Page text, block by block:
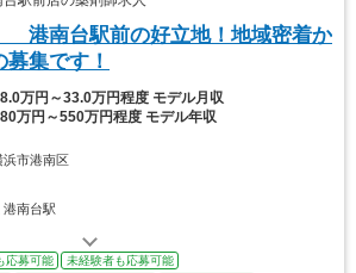
港南台駅前の好立地！地域密着か
集です！
万円～33.0万円程度 モデル月収
万円～550万円程度 モデル年収
浜市港南区
港南台駅
応募可能
未経験者も応募可能